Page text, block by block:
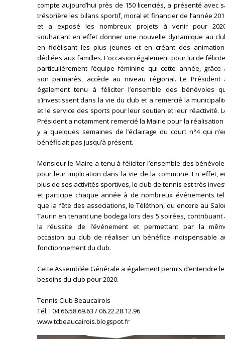
compte aujourd’hui près de 150 licenciés, a présenté avec
trésorière les bilans sportif, moral et financier de l’année
et a exposé les nombreux projets à venir pour
souhaitant en effet donner une nouvelle dynamique au
en fidélisant les plus jeunes et en créant des
dédiées aux familles. L’occasion également pour lui de
particulièrement l’équipe féminine qui cette année, grâce
son palmarès, accède au niveau régional. Le Président
également tenu à féliciter l’ensemble des bénévoles
s’investissent dans la vie du club et a remercié la
et le service des sports pour leur soutien et leur réactivité.
Président a notamment remercié la Mairie pour la réalisation
y a quelques semaines de l’éclairage du court n°4 qui
bénéficiait pas jusqu’à présent.
Monsieur le Maire a tenu à féliciter l’ensemble des
pour leur implication dans la vie de la commune. En effet,
plus de ses activités sportives, le club de tennis est très
et participe chaque année à de nombreux événements
que la fête des associations, le Téléthon, ou encore au
Taurin en tenant une bodega lors des 5 soirées, contribuant
la réussite de l’événement et permettant par la
occasion au club de réaliser un bénéfice indispensable
fonctionnement du club.
Cette Assemblée Générale a également permis d’entendre
besoins du club pour 2020.
Tennis Club Beaucairois
Tél. : 04.66.58.69.63 / 06.22.28.12.96
www.tcbeaucairois.blogspot.fr